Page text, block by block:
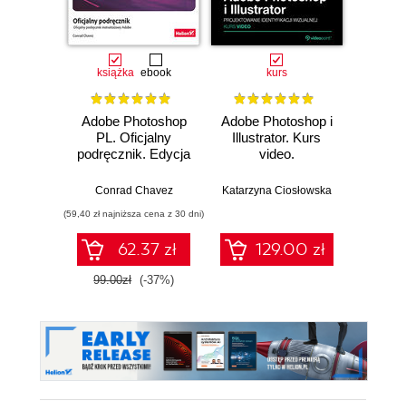
książka ebook
Adobe Photoshop
PL. Oficjalny
podręcznik. Edycja
Conrad Chavez
(59,40 zł najniższa cena z 30 dni)
62.37 zł
99.00zł (-37%)
kurs
Adobe Photoshop i
Illustrator. Kurs
video.
identyfikacji
Katarzyna Ciosłowska
129.00 zł